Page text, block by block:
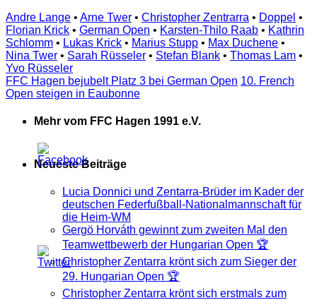
Andre Lange • Arne Twer • Christopher Zentrarra • Doppel •
Florian Krick • German Open • Karsten-Thilo Raab • Kathrin
Schlomm • Lukas Krick • Marius Stupp • Max Duchene •
Nina Twer • Sarah Rüsseler • Stefan Blank • Thomas Lam •
Yvo Rüsseler
FFC Hagen bejubelt Platz 3 bei German Open 10. French
Open steigen in Eaubonne
Mehr vom FFC Hagen 1991 e.V.
Neueste Beiträge
Lucia Donnici und Zentarra-Brüder im Kader der
deutschen Federfußball-Nationalmannschaft für
die Heim-WM
Gergö Horváth gewinnt zum zweiten Mal den
Teamwettbewerb der Hungarian Open 🏆
Christopher Zentarra krönt sich zum Sieger der
29. Hungarian Open 🏆
Christopher Zentarra krönt sich erstmals zum